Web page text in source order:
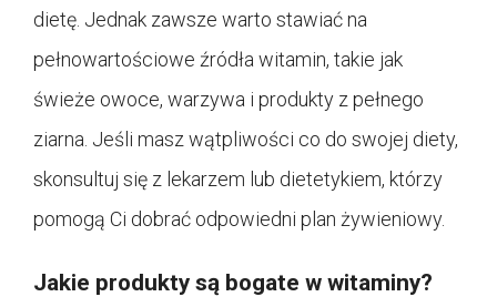
dietę. Jednak zawsze warto stawiać na
pełnowartościowe źródła witamin, takie jak
świeże owoce, warzywa i produkty z pełnego
ziarna. Jeśli masz wątpliwości co do swojej diety,
skonsultuj się z lekarzem lub dietetykiem, którzy
pomogą Ci dobrać odpowiedni plan żywieniowy.
Jakie produkty są bogate w witaminy?